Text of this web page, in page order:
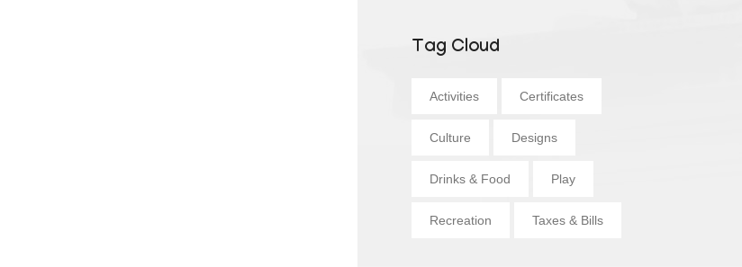
Tag Cloud
Activities Certificates
Culture Designs
Drinks & Food Play
Recreation Taxes & Bills